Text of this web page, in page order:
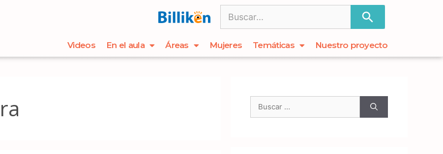
Videos En el aula Áreas Mujeres Temáticas Nuestro proyecto